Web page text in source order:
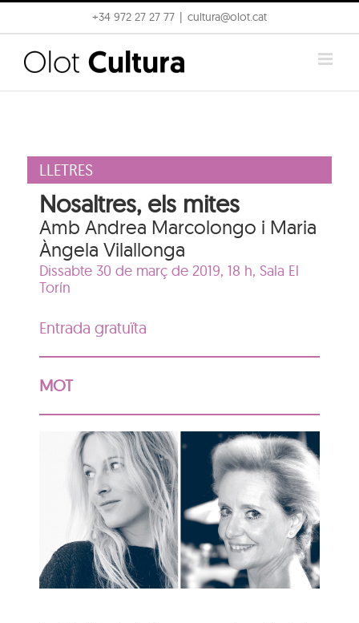
to
content
+34 972 27 27 77 cultura@olot.cat
LLETRES
Nosaltres, els mites
Amb Andrea Marcolongo i Maria
Àngela Vilallonga
Dissabte 30 de març de 2019, 18 h,Sala El
Torín
Entrada gratuïta
MOT